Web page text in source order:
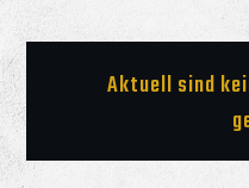
Aktuell sind